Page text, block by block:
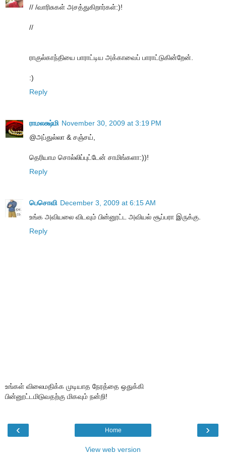
// /வாரிசுகள் அசத்துகிறார்கள்:)!
//
ராகுல்காந்தியை பாராட்டிய அக்காவைப் பாராட்டுகின்றேன்.
:)
Reply
ராமலக்ஷ்மி November 30, 2009 at 3:19 PM
@அப்துல்லா & சஞ்சய்,
தெரியாம சொல்லிப்புட்டேன் சாமிங்களா:))!
Reply
பெசொவி December 3, 2009 at 6:15 AM
உங்க அவியலை விடவும் பின்னூட்ட அவியல் சூப்பரா இருக்கு.
Reply
உங்கள் விலைமதிக்க முடியாத நேரத்தை ஒதுக்கி
பின்னூட்டமிடுவதற்கு மிகவும் நன்றி!
‹ ›
Home
View web version